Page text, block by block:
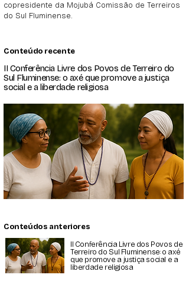
copresidente da Mojubá Comissão de Terreiros
do Sul Fluminense.
Conteúdo recente
II Conferência Livre dos Povos de Terreiro do
Sul Fluminense: o axé que promove a justiça
social e a liberdade religiosa
Conteúdos anteriores
II Conferência Livre dos Povos de
Terreiro do Sul Fluminense: o axé
que promove a justiça social e a
liberdade religiosa